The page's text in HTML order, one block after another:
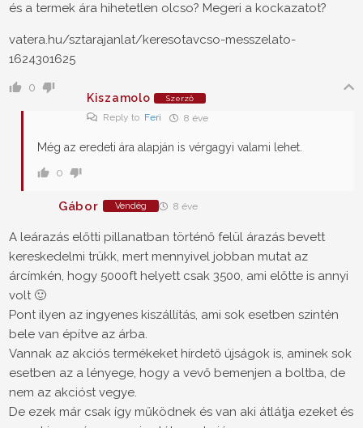
és a termek ára hihetetlen olcso? Megeri a kockazatot?
vatera.hu/sztarajanlat/keresotavcso-messzelato-
1624301625
0
Kiszamolo
Szerző
Reply to Feri 8 éve
Még az eredeti ára alapján is vérgagyi valami lehet.
0
Gábor Vendég 8 éve
A leárazás előtti pillanatban történő felül árazás bevett
kereskedelmi trükk, mert mennyivel jobban mutat az
árcímkén, hogy 5000ft helyett csak 3500, ami előtte is annyi
volt 🙂
Pont ilyen az ingyenes kiszállítás, ami sok esetben szintén
bele van építve az árba.
Vannak az akciós termékeket hírdető újságok is, aminek sok
esetben az a lényege, hogy a vevő bemenjen a boltba, de
nem az akcióst vegye.
De ezek már csak így működnek és van aki átlátja ezeket és